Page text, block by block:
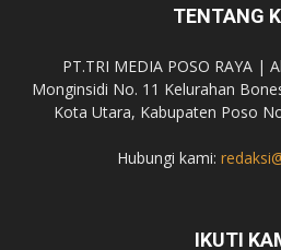
TENTANG
PT.TRI MEDIA POSO RAYA |
Monginsidi No. 11 Kelurahan
Kota Utara, Kabupaten Poso
Hubungi kami:
IKUTI